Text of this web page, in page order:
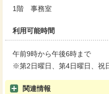
1階 事務室
利用可能時間
午前9時から午後6時まで
※第2日曜日、第4日曜日、祝
関連情報